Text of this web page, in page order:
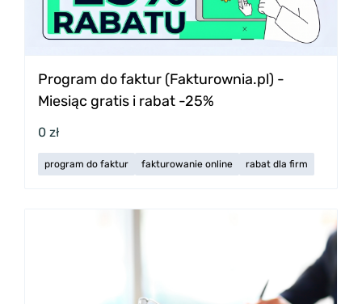
Program do faktur (Fakturownia.pl) -
Miesiąc gratis i rabat -25%
0 zł
program do faktur fakturowanie online rabat dla firm